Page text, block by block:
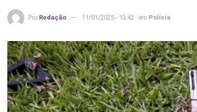
Por Redação 11/01/2025 - 13:42 em Polícia